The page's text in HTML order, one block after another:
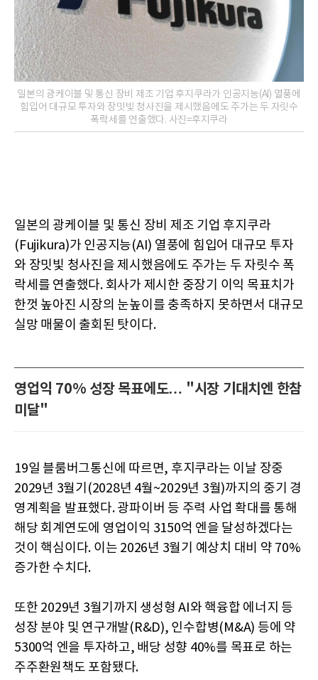
일본의 광케이블 및 통신 장비 제조 기업 후지쿠라가 인공지능(AI) 열풍에
힘입어 대규모 투자와 장밋빛 청사진을 제시했음에도 주가는 두 자릿수
폭락세를 연출했다. 사진=후지쿠라
일본의 광케이블 및 통신 장비 제조 기업 후지쿠라
(Fujikura)가 인공지능(AI) 열풍에 힘입어 대규모 투자
와 장밋빛 청사진을 제시했음에도 주가는 두 자릿수 폭
락세를 연출했다. 회사가 제시한 중장기 이익 목표치가
한껏 높아진 시장의 눈높이를 충족하지 못하면서 대규모
실망 매물이 출회된 탓이다.
영업익 70% 성장 목표에도… "시장 기대치엔 한참
미달"
19일 블룸버그통신에 따르면, 후지쿠라는 이날 장중
2029년 3월기(2028년 4월~2029년 3월)까지의 중기 경
영계획을 발표했다. 광파이버 등 주력 사업 확대를 통해
해당 회계연도에 영업이익 3150억 엔을 달성하겠다는
것이 핵심이다. 이는 2026년 3월기 예상치 대비 약 70%
증가한 수치다.
또한 2029년 3월기까지 생성형 AI와 핵융합 에너지 등
성장 분야 및 연구개발(R&D), 인수합병(M&A) 등에 약
5300억 엔을 투자하고, 배당 성향 40%를 목표로 하는
주주환원책도 포함됐다.